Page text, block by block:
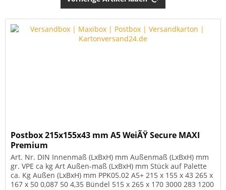
Postbox 215x155x43 mm A5 WeiÃŸ Secure MAXI
Premium
Art. Nr. DIN Innenmaß (LxBxH) mm Außenmaß (LxBxH) mm
gr. VPE ca kg Art Außen-maß (LxBxH) mm Stück auf Palette
ca. Kg Außen (LxBxH) mm PPK05.02 A5+ 215 x 155 x 43 265 x
167 x 50 0,087 50 4,35 Bündel 515 x 265 x 170 3000 283 1200